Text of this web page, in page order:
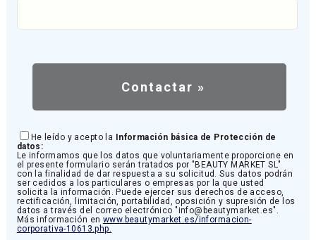
He leído y acepto la Información básica de Protección de
datos:
Le informamos que los datos que voluntariamente proporcione en
el presente formulario serán tratados por "BEAUTY MARKET SL"
con la finalidad de dar respuesta a su solicitud. Sus datos podrán
ser cedidos a los particulares o empresas por la que usted
solicita la información. Puede ejercer sus derechos de acceso,
rectificación, limitación, portabilidad, oposición y supresión de los
datos a través del correo electrónico "info@beautymarket.es".
Más información en www.beautymarket.es/informacion-
corporativa-10613.php.